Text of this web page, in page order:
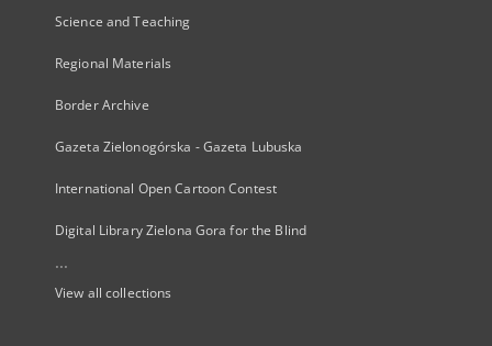
Science and Teaching
Regional Materials
Border Archive
Gazeta Zielonogórska - Gazeta Lubuska
International Open Cartoon Contest
Digital Library Zielona Gora for the Blind
...
View all collections